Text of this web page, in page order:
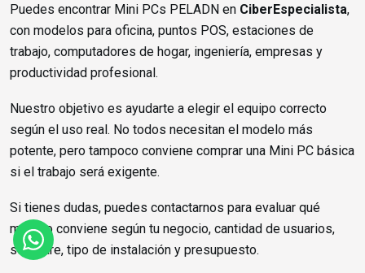
Puedes encontrar Mini PCs PELADN en CiberEspecialista,
con modelos para oficina, puntos POS, estaciones de
trabajo, computadores de hogar, ingeniería, empresas y
productividad profesional.
Nuestro objetivo es ayudarte a elegir el equipo correcto
según el uso real. No todos necesitan el modelo más
potente, pero tampoco conviene comprar una Mini PC básica
si el trabajo será exigente.
Si tienes dudas, puedes contactarnos para evaluar qué
modelo conviene según tu negocio, cantidad de usuarios,
software, tipo de instalación y presupuesto.